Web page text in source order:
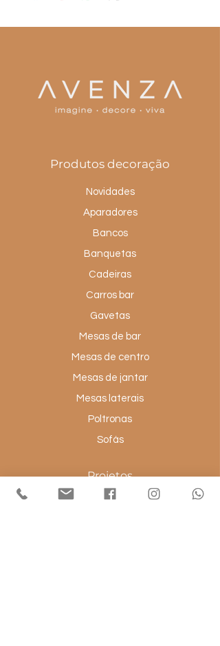
Produtos decoração
Novidades
Aparadores
Bancos
Banquetas
Cadeiras
Carros bar
Gavetas
Mesas de bar
Mesas de centro
Mesas de jantar
Mesas laterais
Poltronas
Sofás
Projetos
Banheiros